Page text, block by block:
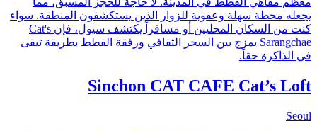
يجعله محطة سهلة وعفوية للزوار الذين يستكشفون المنطقة. سواء
كنت من السكان المحليين أو مسافراً يكتشف سيول، فإن Cat's
Sarangchae يمزج بين السحر الثقافي ورفقة القطط بطريقة تبقى
في الذاكرة حقاً.
Sinchon CAT CAFE Cat’s Loft
Seoul